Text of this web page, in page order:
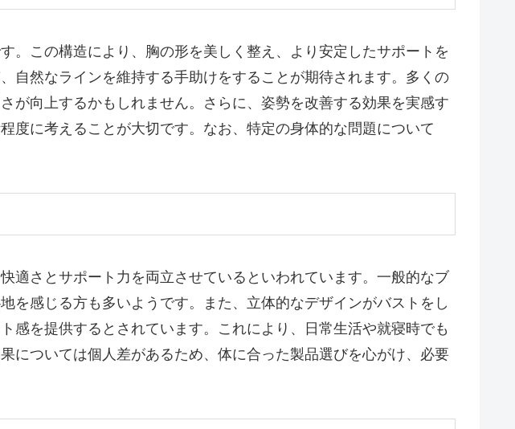
。この構造により、胸の形を美しく整え、より安定したサポートを
自然なラインを維持する手助けをすることが期待されます。多くの
が向上するかもしれません。さらに、姿勢を改善する効果を実感す
度に考えることが大切です。なお、特定の身体的な問題について
適さとサポート力を両立させているといわれています。一般的なブ
を感じる方も多いようです。また、立体的なデザインがバストをし
感を提供するとされています。これにより、日常生活や就寝時でも
については個人差があるため、体に合った製品選びを心がけ、必要